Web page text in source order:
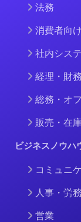
法務
消費者向け
社内シス
経理・財務
総務・オ
販売・在
ビジネスノウハ
コミュニ
人事・労務
営業